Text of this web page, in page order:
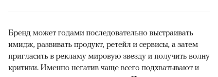
Бренд может годами последовательно выстраивать
имидж, развивать продукт, ретейл и сервисы, а затем
пригласить в рекламу мировую звезду и получить волну
критики. Именно негатив чаще всего подхватывают и